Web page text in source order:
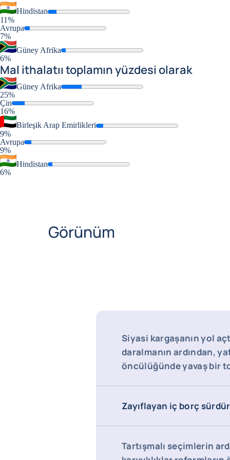
Hindistan
11%
Avrupa
7%
Güney Afrika
6%
Mal ithalatıı toplamın yüzdesi olarak
Güney Afrika
25%
Çin
16%
Birleşik Arap Emirlikleri
9%
Avrupa
9%
Hindistan
6%
Görünüm
Siyasi kargaşanın yol
daralmanın ardından,
öncülüğünde yavaş bir
Zayıflayan iç borç
Tartışmalı seçimlerin